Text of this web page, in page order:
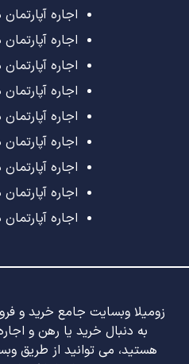
اجاره
اجاره آپارتمان
اجاره
اجاره
اجاره
اجاره
اجاره آپارتمان
اجاره
اجاره
زومیلا وبسایت جامع خرید و
به دنبال خرید یا رهن و
هستید، می توانید از طریق